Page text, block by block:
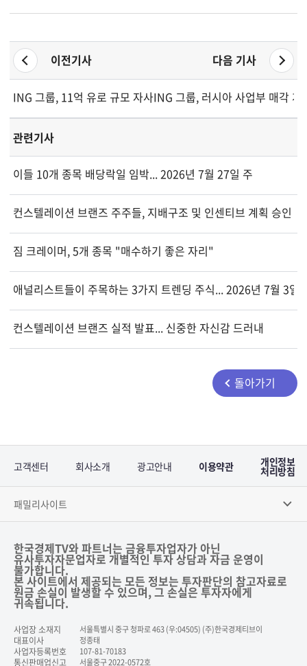
이전기사 다음 기사
ING 그룹, 11억 유로 규모 자사주 매입 프로그램 완료 임박
ING 그룹, 러시아 사업부 매각 계
관련기사
이들 10개 종목 배당락일 임박... 2026년 7월 27일 주
컨스텔레이션 브랜즈 주주들, 지배구조 및 인센티브 계획 승인
짐 크레이머, 5개 종목 "매수하기 좋은 자리"
애널리스트들이 주목하는 3가지 트렌딩 주식... 2026년 7월 3일
컨스텔레이션 브랜즈 실적 발표... 신중한 자신감 드러내
돌아가기
고객센터 회사소개 광고안내 이용약관 개인정보
처리방침
패밀리사이트
한국경제TV와 파트너는 금융투자업자가 아닌
유사투자자문업자로 개별적인 투자 상담과 자금 운영이
불가합니다.
본 사이트에서 제공되는 모든 정보는 투자판단의 참고자료로
원금 손실이 발생할 수 있으며, 그 손실은 투자자에게
귀속됩니다.
사업장 소재지 서울특별시 중구 청파로 463 (우:04505) (주)한국경제티브이
대표이사 정종태
사업자등록번호 107-81-70183
통신판매업신고 서울중구 2022-0572호